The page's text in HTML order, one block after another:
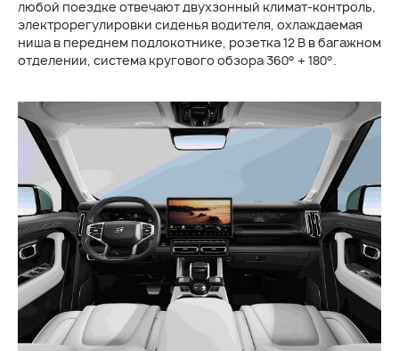
любой поездке отвечают двухзонный климат-контроль,
электрорегулировки сиденья водителя, охлаждаемая
ниша в переднем подлокотнике, розетка 12 В в багажном
отделении, система кругового обзора 360° + 180°.